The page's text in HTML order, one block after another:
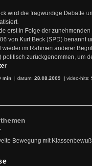
wird die fragwürdige Debatte
erst in Folge der
von Kurt Beck (SPD) benannt
wieder im Rahmen anderer
politisch zurückgenommen, um
min | datum: 28.08.2009 | video-hits:
Bewegung mit